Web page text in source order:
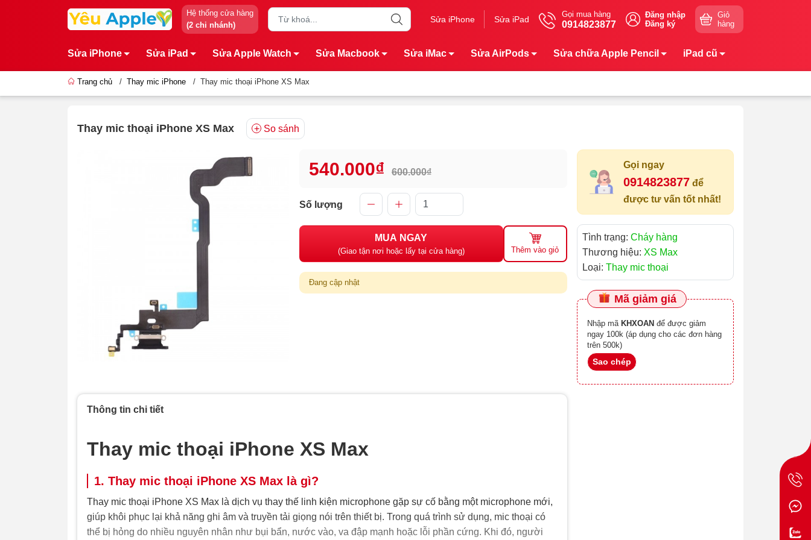
Hệ thống cửa hàng
(2 chi nhánh)
Sửa iPhone Sửa iPad
Gọi mua hàng
0914823877
Đăng nhập
Đăng ký
Giỏ
hàng
Sửa iPhone Sửa iPad Sửa Apple Watch Sửa Macbook Sửa iMac Sửa AirPods Sửa chữa Apple Pencil iPad cũ
Trang chủ / Thay mic iPhone / Thay mic thoại iPhone XS Max
Thay mic thoại iPhone XS Max So sánh
540.000₫ 600.000₫
Số lượng
MUA NGAY
(Giao tận nơi hoặc lấy tại cửa hàng) Thêm vào giỏ
Đang cập nhật
Gọi ngay
0914823877 để
được tư vấn tốt nhất!
Tình trạng: Cháy hàng
Thương hiệu: XS Max
Loại: Thay mic thoại
Mã giảm giá
Nhập mã KHXOAN
ngay 100k (áp dụng cho các đơn hàng
trên 500k)
Sao chép
Thông tin chi tiết
Thay mic thoại iPhone XS Max
1. Thay mic thoại iPhone XS Max là gì?
Thay mic thoại iPhone XS Max là dịch vụ thay thế linh kiện microphone gặp sự cố bằng một microphone mới,
giúp khôi phục lại khả năng ghi âm và truyền tải giọng nói trên thiết bị. Trong quá trình sử dụng, mic thoại có
thể bị hỏng do nhiều nguyên nhân như bụi bẩn, nước vào, va đập mạnh hoặc lỗi phần cứng. Khi đó, người